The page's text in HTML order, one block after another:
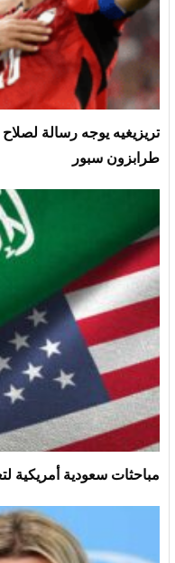
تريزيغيه يوجه رسالة
طرابزون سبور
مباحثات سعودية أمريكية